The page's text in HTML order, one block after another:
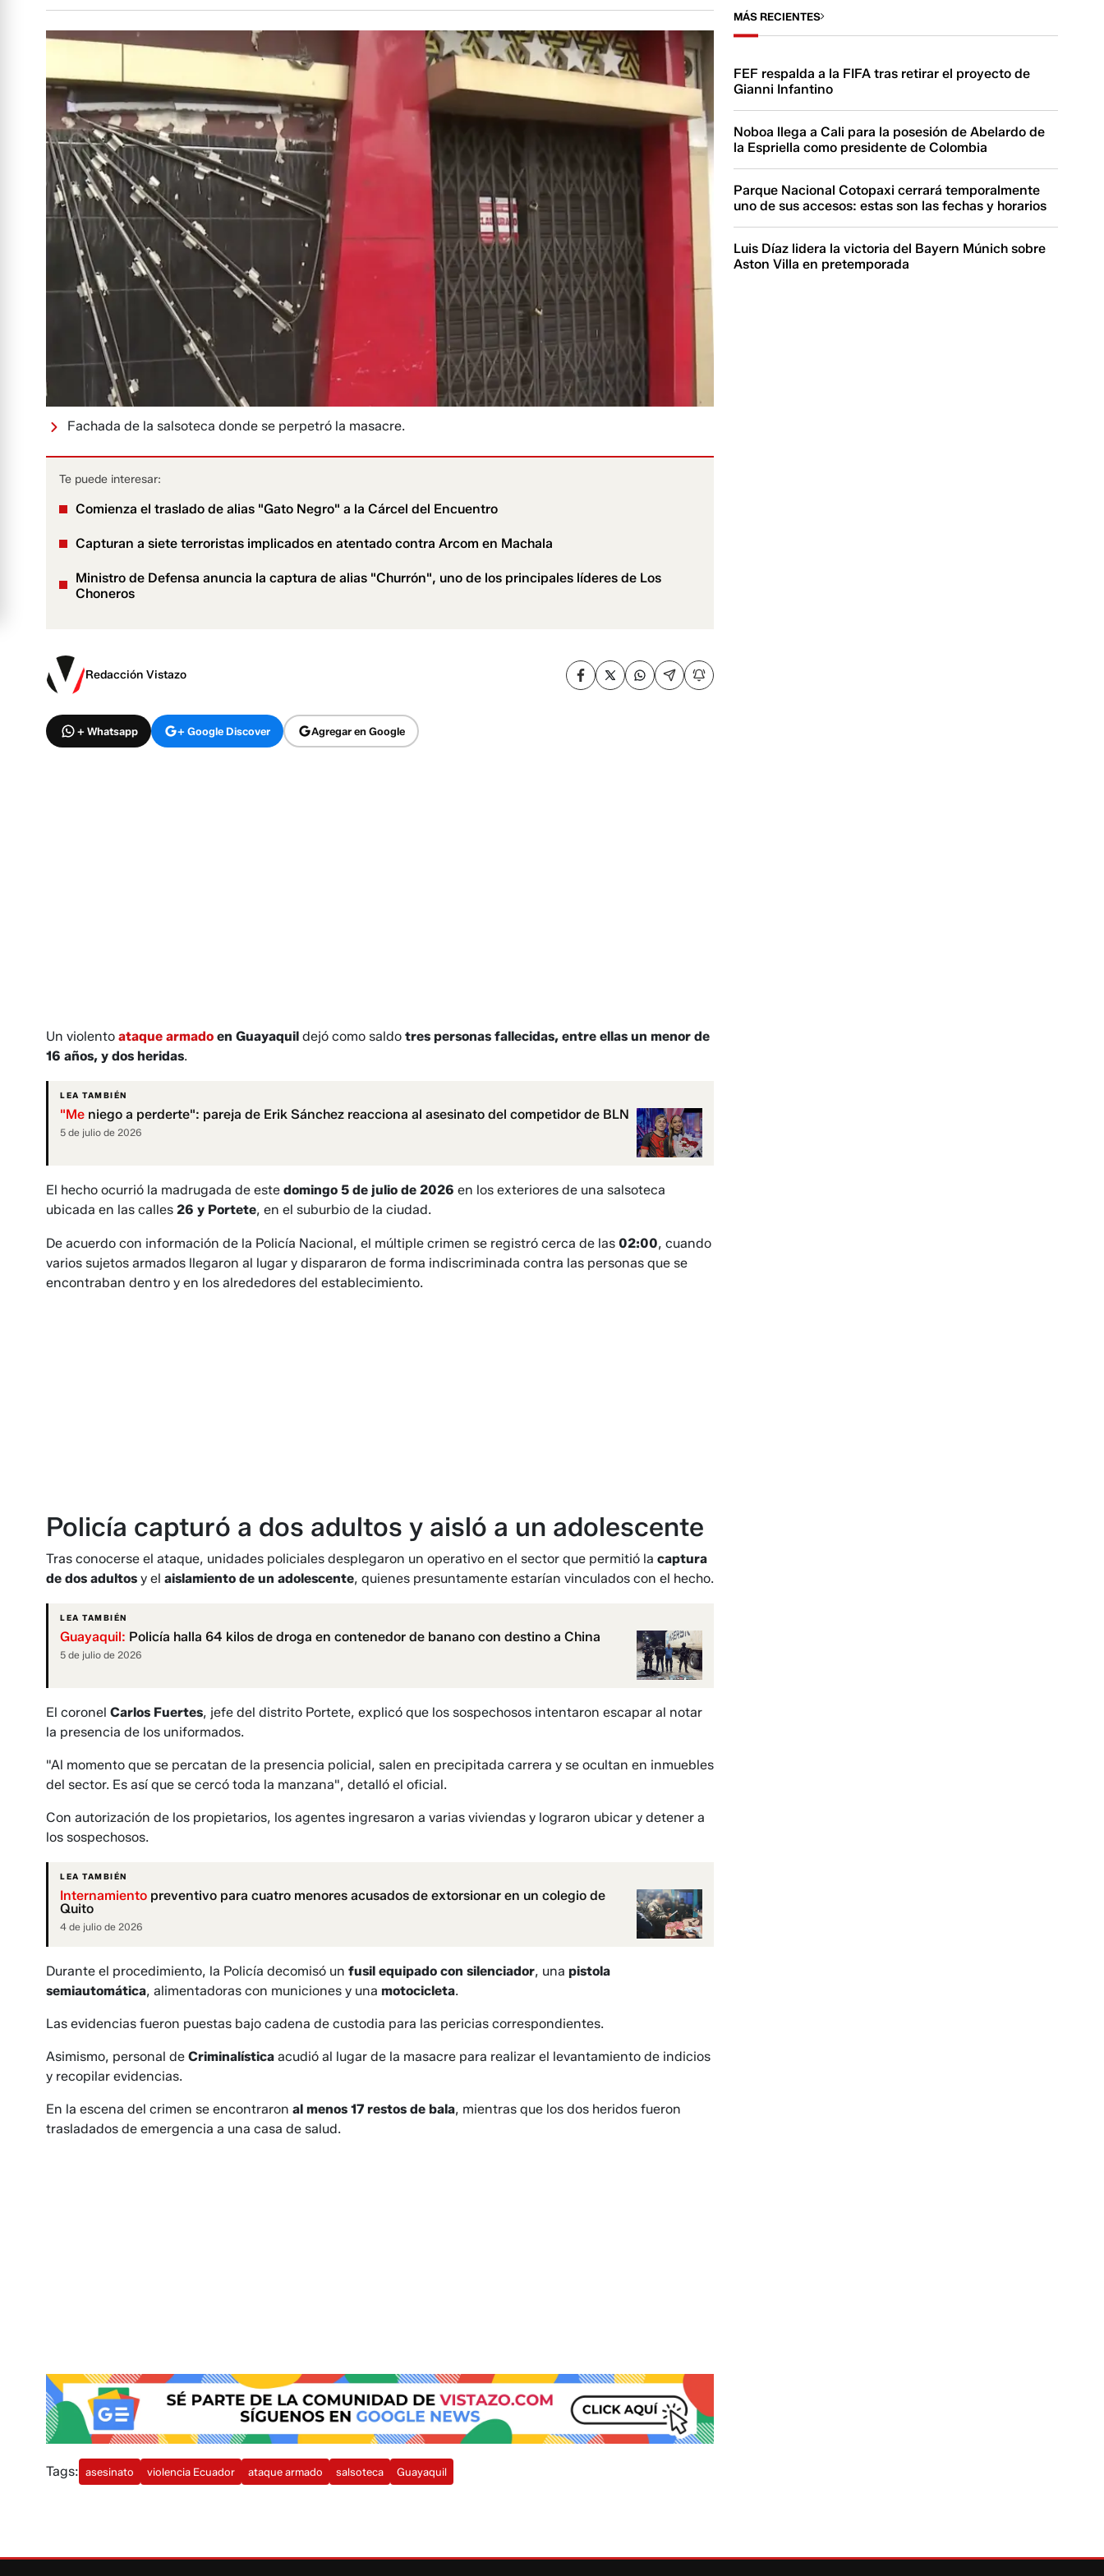
Fachada de la salsoteca donde se perpetró la masacre.
Te puede interesar:
Comienza el traslado de alias "Gato Negro" a la Cárcel del Encuentro
Capturan a siete terroristas implicados en atentado contra Arcom en Machala
Ministro de Defensa anuncia la captura de alias "Churrón", uno de los principales líderes de Los
Choneros
Redacción Vistazo
+ Whatsapp + Google Discover Agregar en Google
Un violento ataque armado en Guayaquil dejó como saldo tres personas fallecidas, entre ellas un menor de
16 años, y dos heridas.
LEA TAMBIÉN
"Me niego a perderte": pareja de Erik Sánchez reacciona al asesinato del competidor de BLN
5 de julio de 2026
El hecho ocurrió la madrugada de este domingo 5 de julio de 2026 en los exteriores de una salsoteca
ubicada en las calles 26 y Portete, en el suburbio de la ciudad.
De acuerdo con información de la Policía Nacional, el múltiple crimen se registró cerca de las 02:00, cuando
varios sujetos armados llegaron al lugar y dispararon de forma indiscriminada contra las personas que se
encontraban dentro y en los alrededores del establecimiento.
Policía capturó a dos adultos y aisló a un adolescente
Tras conocerse el ataque, unidades policiales desplegaron un operativo en el sector que permitió la captura
de dos adultos y el aislamiento de un adolescente, quienes presuntamente estarían vinculados con el hecho.
LEA TAMBIÉN
Guayaquil: Policía halla 64 kilos de droga en contenedor de banano con destino a China
5 de julio de 2026
El coronel Carlos Fuertes, jefe del distrito Portete, explicó que los sospechosos intentaron escapar al notar
la presencia de los uniformados.
"Al momento que se percatan de la presencia policial, salen en precipitada carrera y se ocultan en inmuebles
del sector. Es así que se cercó toda la manzana", detalló el oficial.
Con autorización de los propietarios, los agentes ingresaron a varias viviendas y lograron ubicar y detener a
los sospechosos.
LEA TAMBIÉN
Internamiento preventivo para cuatro menores acusados de extorsionar en un colegio de
Quito
4 de julio de 2026
Durante el procedimiento, la Policía decomisó un fusil equipado con silenciador, una pistola
semiautomática, alimentadoras con municiones y una motocicleta.
Las evidencias fueron puestas bajo cadena de custodia para las pericias correspondientes.
Asimismo, personal de Criminalística acudió al lugar de la masacre para realizar el levantamiento de indicios
y recopilar evidencias.
En la escena del crimen se encontraron al menos 17 restos de bala, mientras que los dos heridos fueron
trasladados de emergencia a una casa de salud.
Tags: asesinato violencia Ecuador ataque armado salsoteca Guayaquil
MÁS RECIENTES
FEF respalda a la FIFA tras retirar el proyecto de
Gianni Infantino
Noboa llega a Cali para la posesión de Abelardo de
la Espriella como presidente de Colombia
Parque Nacional Cotopaxi cerrará temporalmente
uno de sus accesos: estas son las fechas y horarios
Luis Díaz lidera la victoria del Bayern Múnich sobre
Aston Villa en pretemporada